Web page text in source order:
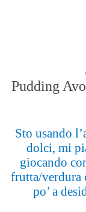
Pudding
Sto usando
dolci, mi
giocando
frutta/verdura
po’ a